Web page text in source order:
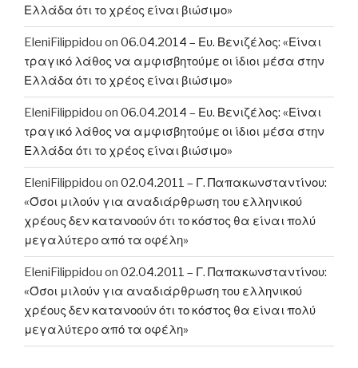
Ελλάδα ότι το χρέος είναι βιώσιμο»
EleniFilippidou on 06.04.2014 – Ευ. Βενιζέλος: «Είναι
τραγικό λάθος να αμφισβητούμε οι ίδιοι μέσα στην
Ελλάδα ότι το χρέος είναι βιώσιμο»
EleniFilippidou on 06.04.2014 – Ευ. Βενιζέλος: «Είναι
τραγικό λάθος να αμφισβητούμε οι ίδιοι μέσα στην
Ελλάδα ότι το χρέος είναι βιώσιμο»
EleniFilippidou on 02.04.2011 – Γ. Παπακωνσταντίνου:
«Όσοι μιλούν για αναδιάρθρωση του ελληνικού
χρέους δεν κατανοούν ότι το κόστος θα είναι πολύ
μεγαλύτερο από τα οφέλη»
EleniFilippidou on 02.04.2011 – Γ. Παπακωνσταντίνου:
«Όσοι μιλούν για αναδιάρθρωση του ελληνικού
χρέους δεν κατανοούν ότι το κόστος θα είναι πολύ
μεγαλύτερο από τα οφέλη»